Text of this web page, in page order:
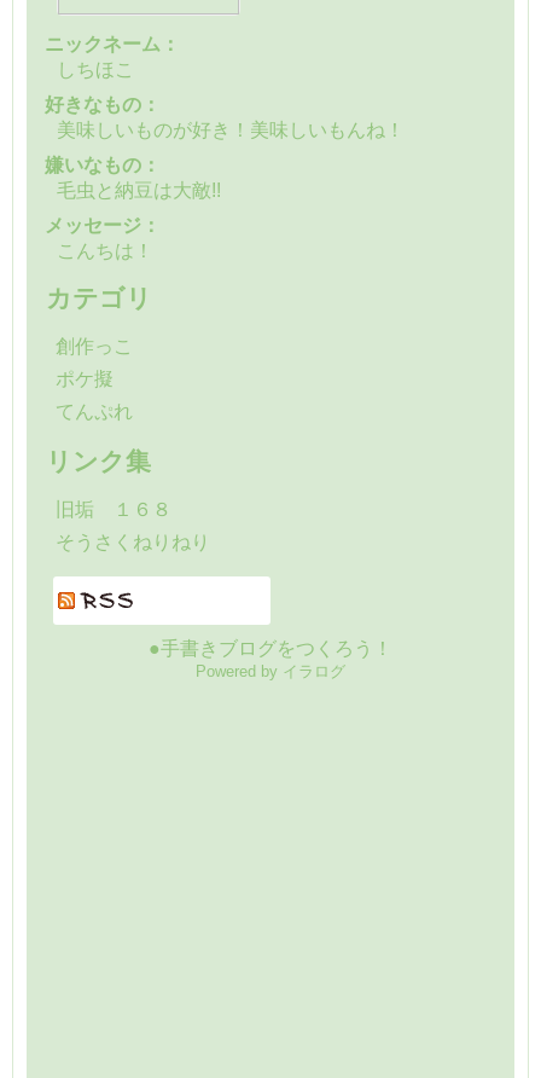
ニックネーム：
しちほこ
好きなもの：
美味しいものが好き！美味しいもんね！
嫌いなもの：
毛虫と納豆は大敵!!
メッセージ：
こんちは！
カテゴリ
創作っこ
ポケ擬
てんぷれ
リンク集
旧垢 １６８
そうさくねりねり
●手書きブログをつくろう！
Powered by イラログ